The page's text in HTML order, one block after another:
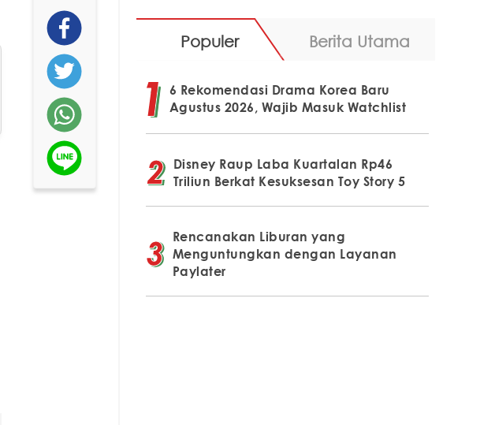
Populer Berita Utama
6 Rekomendasi Drama Korea Baru
Agustus 2026, Wajib Masuk Watchlist
Disney Raup Laba Kuartalan Rp46
Triliun Berkat Kesuksesan Toy Story 5
Rencanakan Liburan yang
Menguntungkan dengan Layanan
Paylater